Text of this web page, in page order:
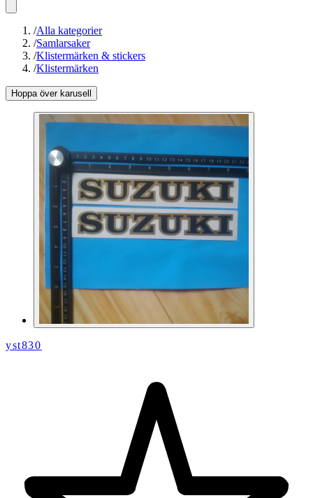
/Alla kategorier
/Samlarsaker
/Klistermärken & stickers
/Klistermärken
Hoppa över karusell
yst830